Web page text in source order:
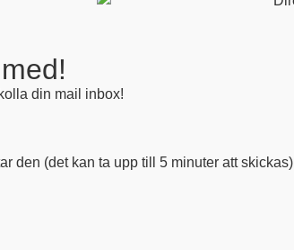
din mail inbox!
den (det kan ta upp till 5 minuter att skickas)